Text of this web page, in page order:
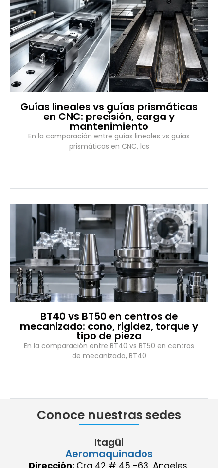
Guías lineales vs guías prismáticas
en CNC: precisión, carga y
mantenimiento
En la comparación entre guías lineales vs guías
prismáticas en CNC, las
BT40 vs BT50 en centros de
mecanizado: cono, rigidez, torque y
tipo de pieza
En la comparación entre BT40 vs BT50 en centros
de mecanizado, BT40
Conoce nuestras sedes
Itagüi
Aeromaquinados
Dirección: Cra 42 # 45 -63, Angeles,